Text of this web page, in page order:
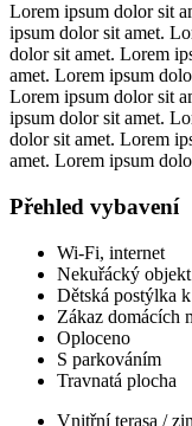
Lorem ipsum dolor sit
ipsum dolor sit amet.
dolor sit amet. Lorem
amet. Lorem ipsum
Lorem ipsum dolor sit
ipsum dolor sit amet.
dolor sit amet. Lorem
amet. Lorem ipsum
Přehled vybavení
Wi-Fi, internet
Nekuřácký objekt
Dětská postýlka
Zákaz domácích
Oploceno
S parkováním
Travnatá plocha
Vnitřní terasa /